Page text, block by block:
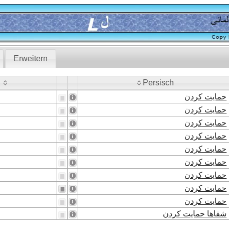
Erweitern
Persisch
حمایت کردن
حمایت کردن
حمایت کردن
حمایت کردن
حمایت کردن
حمایت کردن
حمایت کردن
حمایت کردن
حمایت کردن
شفاها حمایت کردن